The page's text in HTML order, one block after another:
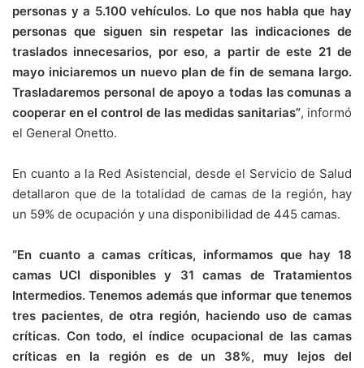
personas y a 5.100 vehículos. Lo que nos habla que hay
personas que siguen sin respetar las indicaciones de
traslados innecesarios, por eso, a partir de este 21 de
mayo iniciaremos un nuevo plan de fin de semana largo.
Trasladaremos personal de apoyo a todas las comunas a
cooperar en el control de las medidas sanitarias”, informó
el General Onetto.
En cuanto a la Red Asistencial, desde el Servicio de Salud
detallaron que de la totalidad de camas de la región, hay
un 59% de ocupación y una disponibilidad de 445 camas.
“En cuanto a camas críticas, informamos que hay 18
camas UCI disponibles y 31 camas de Tratamientos
Intermedios. Tenemos además que informar que tenemos
tres pacientes, de otra región, haciendo uso de camas
críticas. Con todo, el índice ocupacional de las camas
críticas en la región es de un 38%, muy lejos del